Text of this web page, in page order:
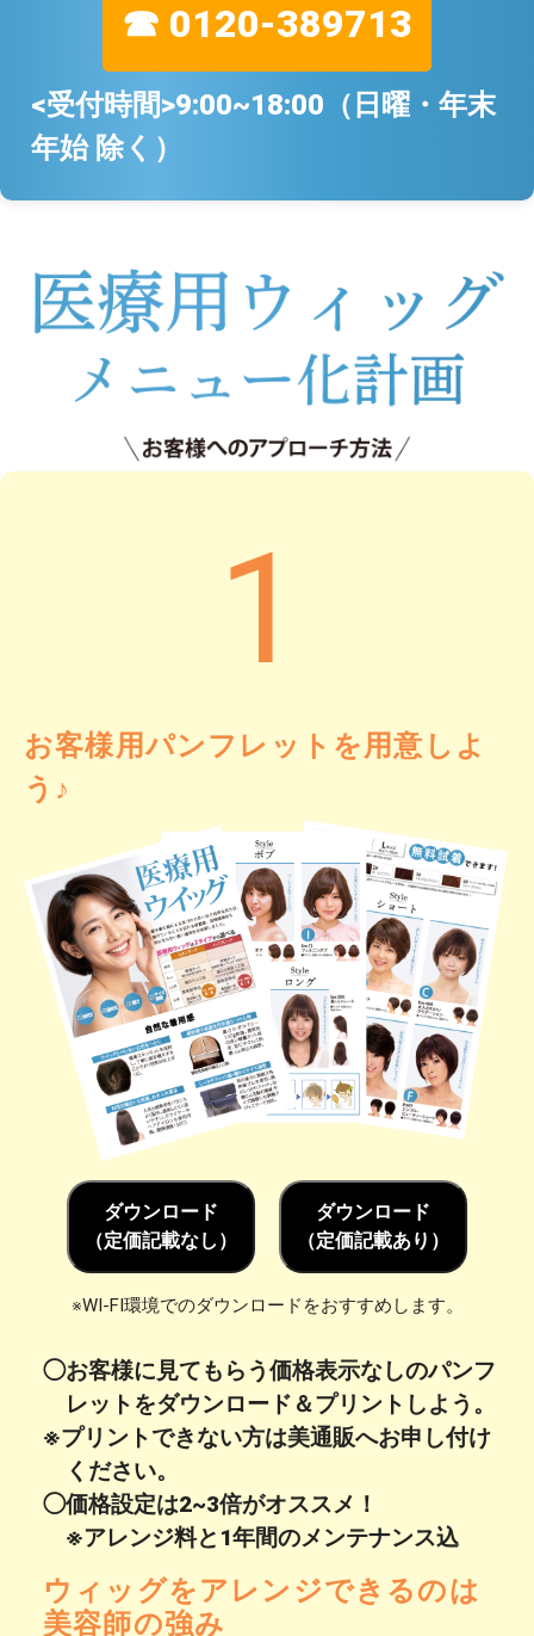
☎ 0120-389713
<受付時間>9:00~18:00（日曜・年末
年始 除く）
1
お客様用パンフレットを用意しよ
う♪
◯お客様に見てもらう価格表示なしのパンフ
レットをダウンロード＆プリントしよう。
※プリントできない方は美通販へお申し付け
ください。
◯価格設定は2~3倍がオススメ！
※アレンジ料と1年間のメンテナンス込
ウィッグをアレンジできるのは
美容師の強み
ダウンロード
（定価記載なし）
ダウンロード
（定価記載あり）
※WI-FI環境でのダウンロードをおすすめします。